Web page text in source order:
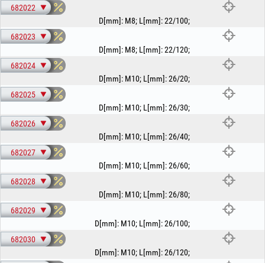
682022
D[mm]: M8; L[mm]:22/100;
682023
D[mm]: M8; L[mm]:22/120;
682024
D[mm]: M10; L[mm]:26/20;
682025
D[mm]: M10; L[mm]:26/30;
682026
D[mm]: M10; L[mm]:26/40;
682027
D[mm]: M10; L[mm]:26/60;
682028
D[mm]: M10; L[mm]:26/80;
682029
D[mm]: M10; L[mm]:26/100;
682030
D[mm]: M10; L[mm]:26/120;